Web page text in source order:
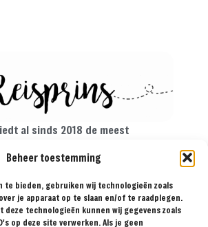
Beheer toestemming
te bieden, gebruiken wij technologieën zoals
je apparaat op te slaan en/of te raadplegen.
deze technologieën kunnen wij gegevens zoals
op deze site verwerken. Als je geen
al sinds 2018 de meest
tips, reisroutes en
je met een gerust hart op reis!